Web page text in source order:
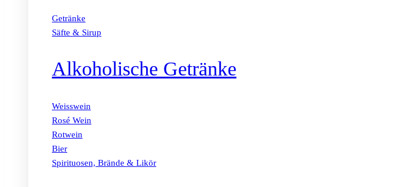
Getränke
Säfte & Sirup
Alkoholische Getränke
Weisswein
Rosé Wein
Rotwein
Bier
Spirituosen, Brände & Likör